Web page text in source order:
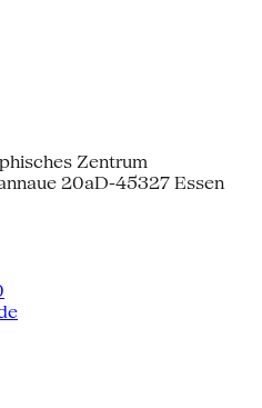
Zentrum
20aD-45327 Essen